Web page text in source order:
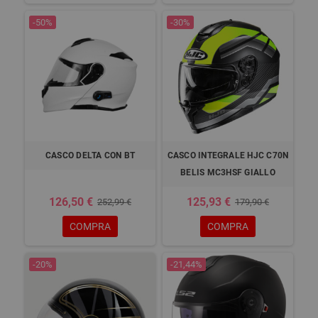
-50%
CASCO DELTA CON BT
126,50 € 252,99 €
COMPRA
-30%
CASCO INTEGRALE HJC C70N
BELIS MC3HSF GIALLO
125,93 € 179,90 €
COMPRA
-20% -21,44%